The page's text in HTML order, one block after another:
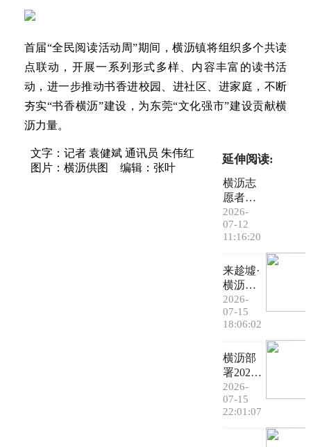
首届“全民阅读活动周”期间，横沥镇将组织多个共读
点联动，开展一系列形式多样、内容丰富的读书活
动，进一步推动书香进校园、进社区、进家庭，不断
夯实“书香横沥”建设，为东莞“文化强市”建设贡献横
沥力量。
文字：记者 袁健斌 通讯员 朱伟红
图片：横沥供图
编辑：张叶
延伸阅读:
横沥志
愿者协
会顺利
换届
2026-
07-12
11:16:20
来趁墟·
横沥好
滋味丨
夏日如
何消
沥这家
糖水铺
藏着满
满清
凉！
2026-
07-15
18:06:02
横沥部
署2026
年下半
年征兵
工作
2026-
07-15
22:01:07